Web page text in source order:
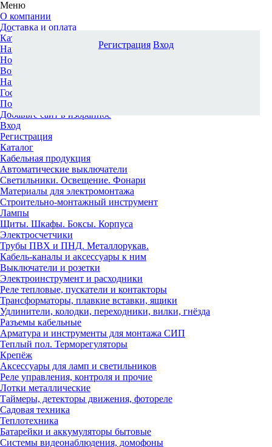
Меню
О компании
Доставка и оплата
Каталог
Наши офисы
Новости и новинки
Вопрос-ответ
Наша команда
Гос. заказчикам
Поставщикам
Добавьте сайт в избранное
Вход
Регистрация
Каталог
Кабельная продукция
Автоматические выключатели
Светильники. Освещение. Фонари
Материалы для электромонтажа
Строительно-монтажный инструмент
Лампы
Щиты. Шкафы. Боксы. Корпуса
Электросчетчики
Трубы ПВХ и ПНД. Металлорукав.
Кабель-каналы и аксессуары к ним
Выключатели и розетки
Электроинструмент и расходники
Реле тепловые, пускатели и контакторы
Трансформаторы, плавкие вставки, ящики
Удлинители, колодки, переходники, вилки, гнёзда
Разъемы кабельные
Арматура и инструменты для монтажа СИП
Теплый пол. Терморегуляторы
Крепёж
Аксессуары для ламп и светильников
Реле управления, контроля и прочие
Лотки металлические
Таймеры, детекторы движения, фотореле
Садовая техника
Теплотехника
Батарейки и аккумуляторы бытовые
Системы видеонаблюдения, домофоны
Регистрация Вход